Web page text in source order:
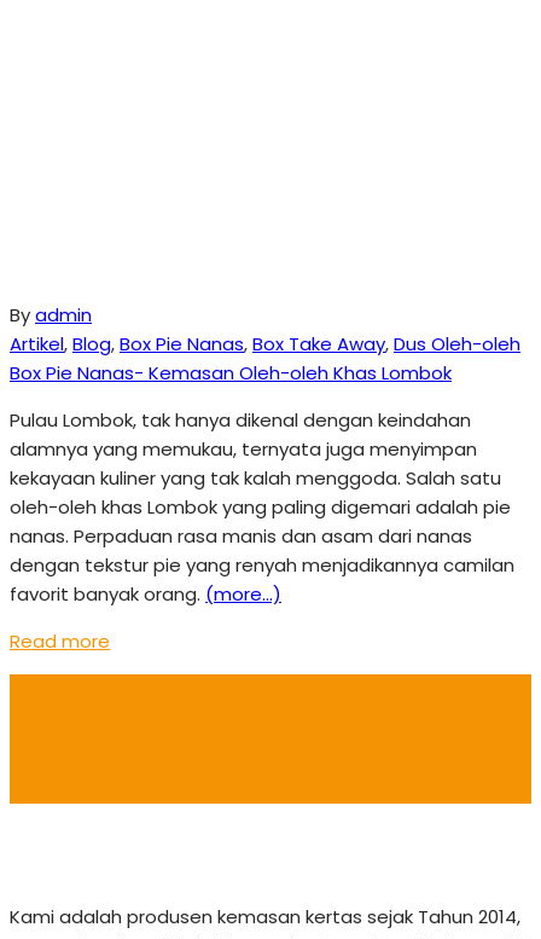
Byadmin
Artikel,Blog,Box Pie Nanas,Box Take Away,Dus Oleh-oleh
Box Pie Nanas- Kemasan Oleh-oleh Khas Lombok
Pulau Lombok, tak hanya dikenal dengan keindahan
alamnya yang memukau, ternyata juga menyimpan
kekayaan kuliner yang tak kalah menggoda. Salah satu
oleh-oleh khas Lombok yang paling digemari adalah pie
nanas. Perpaduan rasa manis dan asam dari nanas
dengan tekstur pie yang renyah menjadikannya camilan
favorit banyak orang. (more…)
Read more
Kami adalah produsen kemasan kertas sejak Tahun 2014,